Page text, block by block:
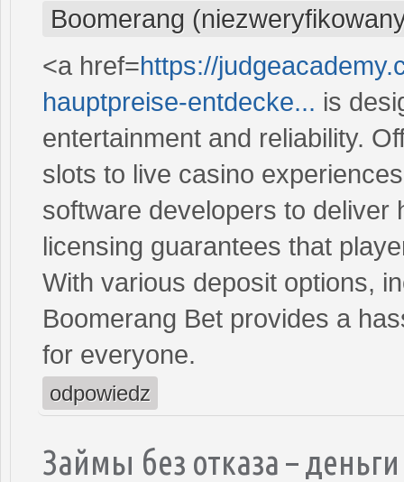
Boomerang
<a href=https://
hauptpreise-entdecke... is
entertainment and reliability.
slots to live casino
software developers to deliver
licensing guarantees that
With various deposit options,
Boomerang Bet provides a
for everyone.
odpowiedz
Займы без отказа –